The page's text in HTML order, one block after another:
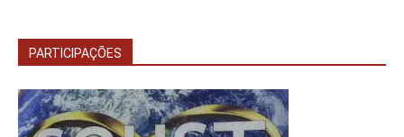
PARTICIPAÇÕES